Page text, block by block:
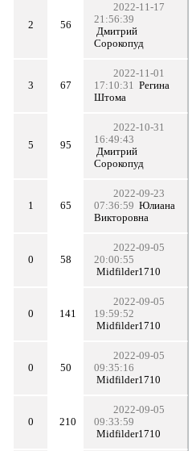
2 56
2022-11-17
21:56:39
Дмитрий
Сорокопуд
3 67
2022-11-01
17:10:31
Регина
Штома
5 95
2022-10-31
16:49:43
Дмитрий
Сорокопуд
1 65
2022-09-23
07:36:59 Юлиана
Викторовна
0 58
2022-09-05
20:00:55
Midfilder1710
0 141
2022-09-05
19:59:52
Midfilder1710
0 50
2022-09-05
09:35:16
Midfilder1710
0 210
2022-09-05
09:33:59
Midfilder1710